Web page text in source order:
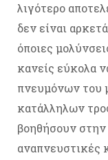
λιγότερο
δεν είναι
όποιες
κανείς εύκολα
πνευμόνων του
κατάλληλων
βοηθήσουν στην
αναπνευστικές